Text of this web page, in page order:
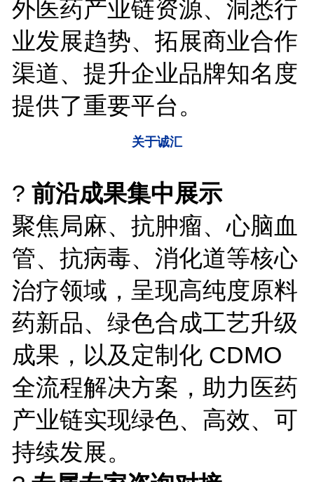
外医药产业链资源、洞悉行
业发展趋势、拓展商业合作
渠道、提升企业品牌知名度
提供了重要平台。
关于诚汇
? 前沿成果集中展示
聚焦局麻、抗肿瘤、心脑血
管、抗病毒、消化道等核心
治疗领域，呈现高纯度原料
药新品、绿色合成工艺升级
成果，以及定制化 CDMO
全流程解决方案，助力医药
产业链实现绿色、高效、可
持续发展。